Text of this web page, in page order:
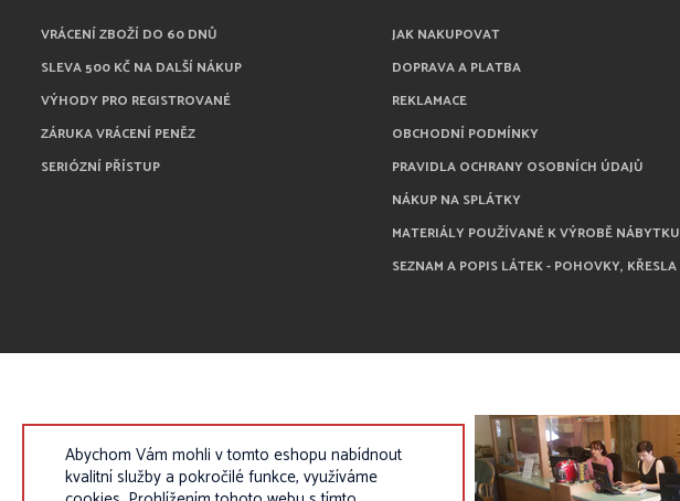
VRÁCENÍ ZBOŽÍ DO 60 DNŮ
SLEVA 500 KČ NA DALŠÍ NÁKUP
VÝHODY PRO REGISTROVANÉ
ZÁRUKA VRÁCENÍ PENĚZ
SERIÓZNÍ PŘÍSTUP
JAK NAKUPOVAT
DOPRAVA A PLATBA
REKLAMACE
OBCHODNÍ PODMÍNKY
PRAVIDLA OCHRANY OSOBNÍCH ÚDAJŮ
NÁKUP NA SPLÁTKY
MATERIÁLY POUŽÍVANÉ K VÝROBĚ NÁBYTKU
SEZNAM A POPIS LÁTEK - POHOVKY, KŘESLA
Abychom Vám mohli v tomto eshopu nabídnout
kvalitní služby a pokročilé funkce, využíváme